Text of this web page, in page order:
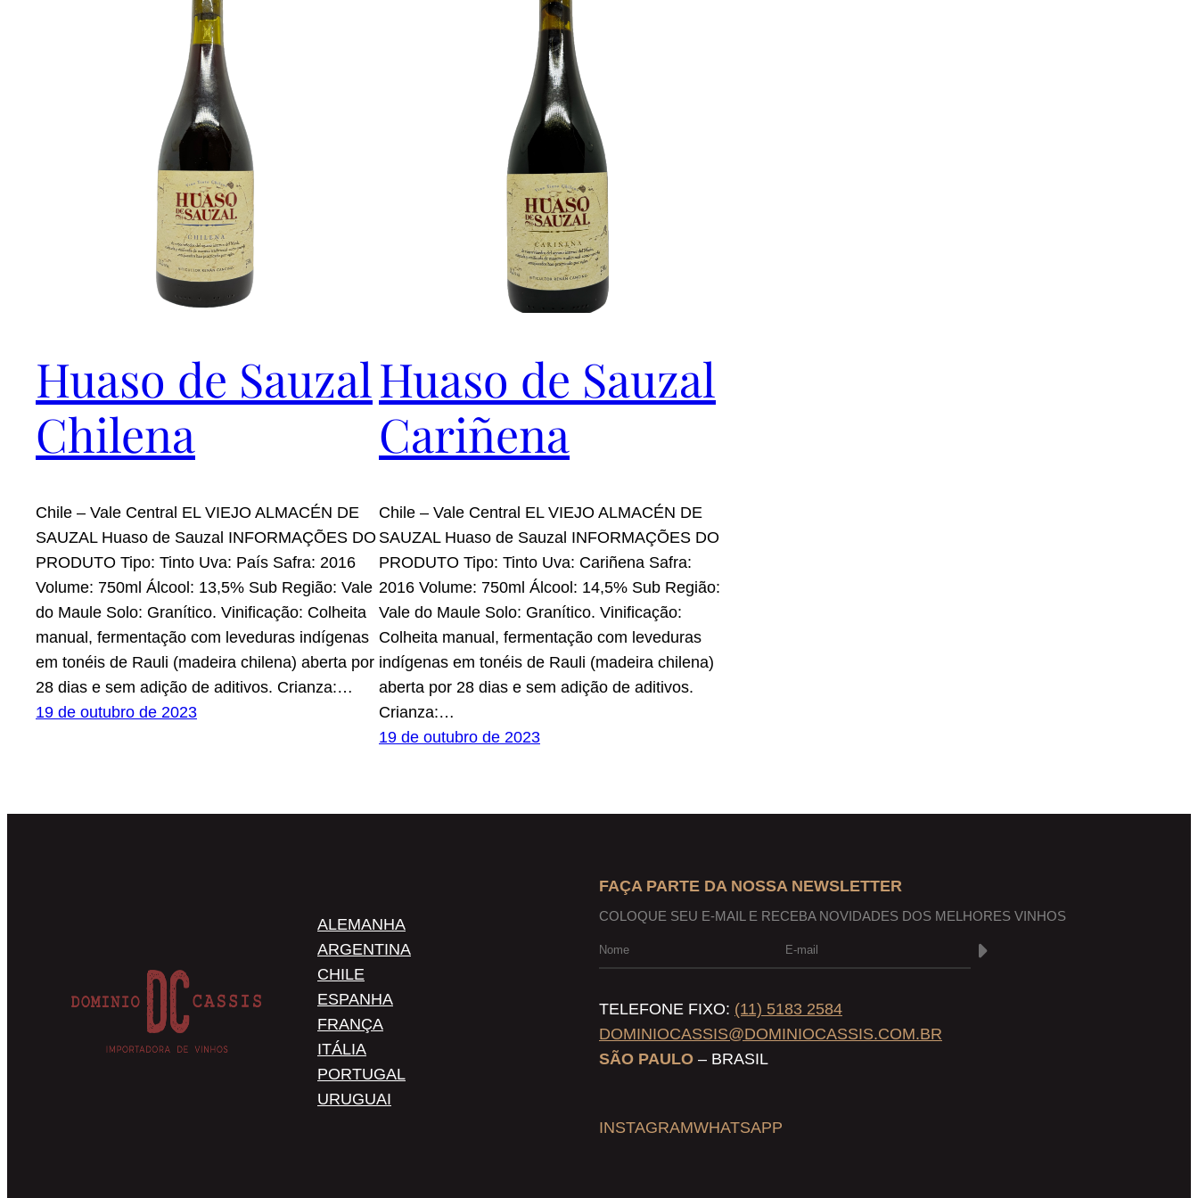
Huaso de Sauzal
Chilena
Chile – Vale Central EL VIEJO ALMACÉN DE
SAUZAL Huaso de Sauzal INFORMAÇÕES DO
PRODUTO Tipo: Tinto Uva: País Safra: 2016
Volume: 750ml Álcool: 13,5% Sub Região: Vale
do Maule Solo: Granítico. Vinificação: Colheita
manual, fermentação com leveduras indígenas
em tonéis de Rauli (madeira chilena) aberta por
28 dias e sem adição de aditivos. Crianza:…
19 de outubro de 2023
Huaso de Sauzal
Cariñena
Chile – Vale Central EL VIEJO ALMACÉN DE
SAUZAL Huaso de Sauzal INFORMAÇÕES DO
PRODUTO Tipo: Tinto Uva: Cariñena Safra:
2016 Volume: 750ml Álcool: 14,5% Sub Região:
Vale do Maule Solo: Granítico. Vinificação:
Colheita manual, fermentação com leveduras
indígenas em tonéis de Rauli (madeira chilena)
aberta por 28 dias e sem adição de aditivos.
Crianza:…
19 de outubro de 2023
ALEMANHA
ARGENTINA
CHILE
ESPANHA
FRANÇA
ITÁLIA
PORTUGAL
URUGUAI
FAÇA PARTE DA NOSSA NEWSLETTER
COLOQUE SEU E-MAIL E RECEBA NOVIDADES DOS MELHORES VINHOS
TELEFONE FIXO: (11) 5183 2584
DOMINIOCASSIS@DOMINIOCASSIS.COM.BR
SÃO PAULO – BRASIL
INSTAGRAMWHATSAPP